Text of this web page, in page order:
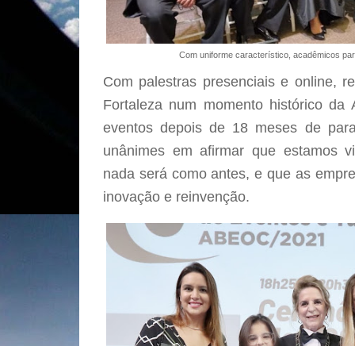
Com uniforme característico, acadêmicos
Com palestras presenciais e online,
Fortaleza num momento histórico da
eventos depois de 18 meses de
unânimes em afirmar que estamos
nada será como antes, e que as
inovação e reinvenção.